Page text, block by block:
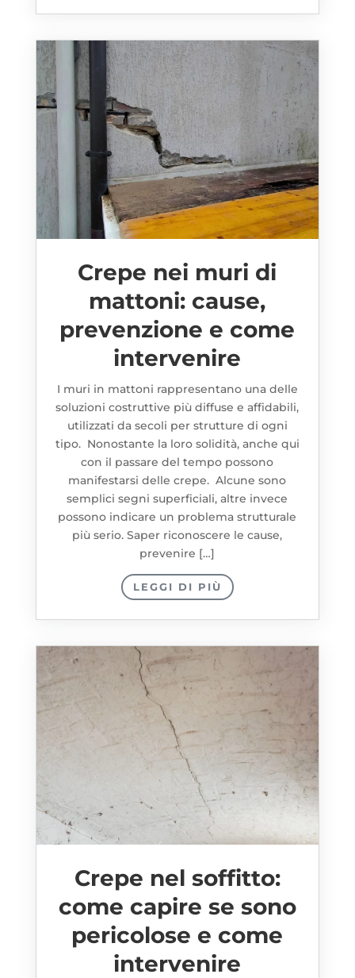
Crepe nei muri di
mattoni: cause,
prevenzione e come
intervenire
I muri in mattoni rappresentano una delle
soluzioni costruttive più diffuse e affidabili,
utilizzati da secoli per strutture di ogni
tipo. Nonostante la loro solidità, anche qui
con il passare del tempo possono
manifestarsi delle crepe. Alcune sono
semplici segni superficiali, altre invece
possono indicare un problema strutturale
più serio. Saper riconoscere le cause,
prevenire […]
LEGGI DI PIÙ
Crepe nel soffitto:
come capire se sono
pericolose e come
intervenire